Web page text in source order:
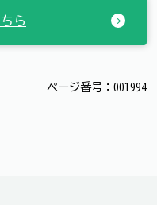
ら
ページ番号：001994